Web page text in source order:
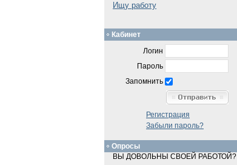
Ищу работу
Кабинет
Логин
Пароль
Запомнить
Регистрация
Забыли пароль?
Опросы
ВЫ ДОВОЛЬНЫ СВОЕЙ РАБОТОЙ?